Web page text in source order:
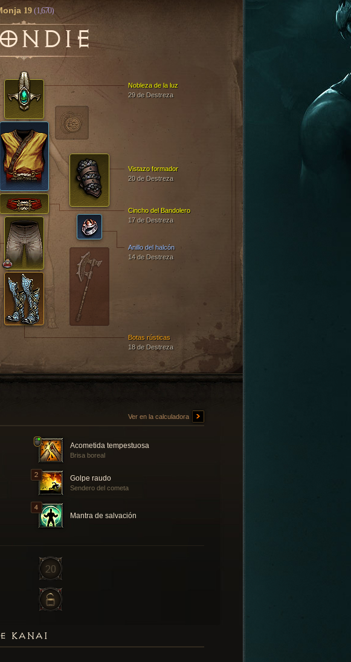
19 (1,670)
Nobleza de la luz
29 de Destreza
Botas rústicas
18 de Destreza
Vistazo formador
20 de Destreza
Cincho del Bandolero
17 de Destreza
Anillo del halcón
14 de Destreza
Ver en la calculadora
Acometida tempestuosa
Brisa boreal
Golpe raudo
Sendero del cometa
Mantra de salvación
KANAI